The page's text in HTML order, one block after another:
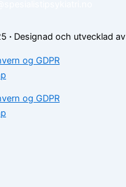
· Designad och utvecklad av
og GDPR
og GDPR